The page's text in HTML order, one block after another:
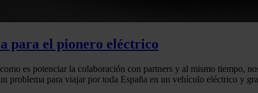
para el pionero eléctrico
como es potenciar la colaboración con partners y al mismo tiempo,
problema para viajar por toda España en un vehículo eléctrico y